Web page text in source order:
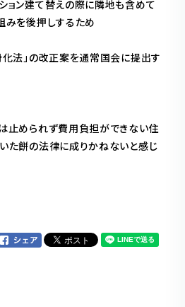
ョン建て替えの際に隣地も含めて
みを後押しするため
化法」の改正案を通常国会に提出す
止められず費用負担ができない住
た餅の法律に成りかねないと感じ